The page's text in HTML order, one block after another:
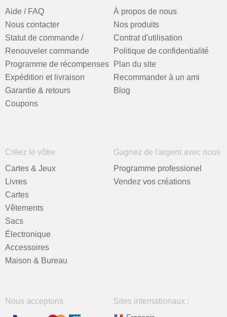
Aide / FAQ
Nous contacter
Statut de commande /
Renouveler commande
Programme de récompenses
Expédition et livraison
Garantie & retours
Coupons
À propos de nous
Nos produits
Contrat d'utilisation
Politique de confidentialité
Plan du site
Recommander à un ami
Blog
Créez le vôtre
Cartes & Jeux
Livres
Cartes
Vêtements
Sacs
Électronique
Accessoires
Maison & Bureau
Gagnez de l'argent avec nous
Programme professionel
Vendez vos créations
Nous acceptons
Sites internationaux :